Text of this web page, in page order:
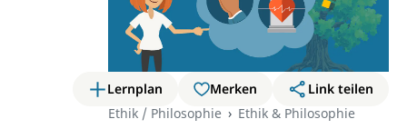
Lernplan Merken
Link teilen
Ethik / Philosophie
Ethik & Philosophie